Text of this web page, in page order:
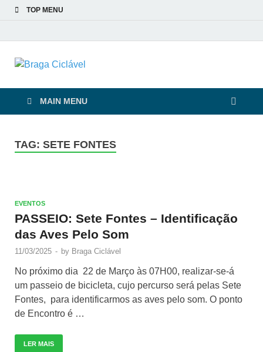
TOP MENU
Braga Ciclável
MAIN MENU
TAG: SETE FONTES
EVENTOS
PASSEIO: Sete Fontes – Identificação
das Aves Pelo Som
11/03/2025 - by Braga Ciclável
No próximo dia 22 de Março às 07H00, realizar-se-á
um passeio de bicicleta, cujo percurso será pelas Sete
Fontes, para identificarmos as aves pelo som. O ponto
de Encontro é …
LER MAIS